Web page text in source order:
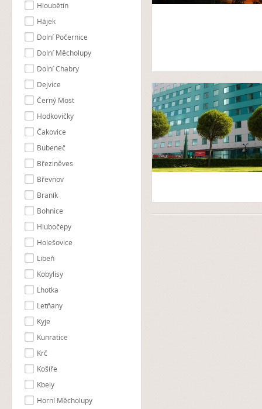
Hloubětín
Hájek
Dolní Počernice
Dolní Měcholupy
Dolní Chabry
Dejvice
Černý Most
Hodkovičky
Čakovice
Bubeneč
Březiněves
Břevnov
Braník
Bohnice
Hlubočepy
Holešovice
Libeň
Kobylisy
Lhotka
Letňany
Kyje
Kunratice
Krč
Košíře
Kbely
Horní Měcholupy